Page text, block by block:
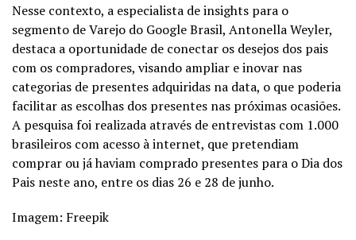
Nesse contexto, a especialista de insights para o
segmento de Varejo do Google Brasil, Antonella Weyler,
destaca a oportunidade de conectar os desejos dos pais
com os compradores, visando ampliar e inovar nas
categorias de presentes adquiridas na data, o que poderia
facilitar as escolhas dos presentes nas próximas ocasiões.
A pesquisa foi realizada através de entrevistas com 1.000
brasileiros com acesso à internet, que pretendiam
comprar ou já haviam comprado presentes para o Dia dos
Pais neste ano, entre os dias 26 e 28 de junho.
Imagem: Freepik